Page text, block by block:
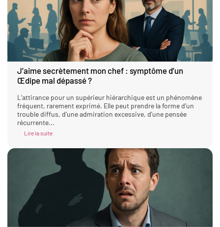
J’aime secrètement mon chef : symptôme d’un
Œdipe mal dépassé ?
L’attirance pour un supérieur hiérarchique est un phénomène
fréquent, rarement exprimé. Elle peut prendre la forme d’un
trouble diffus, d’une admiration excessive, d’une pensée
récurrente...
Lire la suite